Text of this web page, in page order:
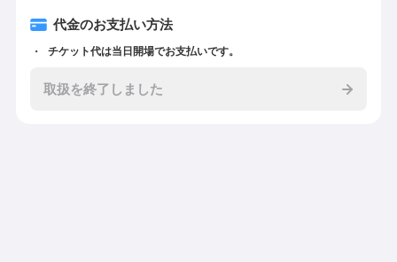
代金のお支払い方法
チケット代は当日開場でお支払いです。
取扱を終了しました